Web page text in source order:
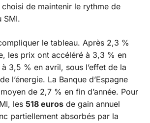
de maintenir le rythme de
SMI.
le tableau. Après 2,3 %
les prix ont accéléré à 3,3 % en
3,5 % en avril, sous l’effet de la
l’énergie. La Banque d’Espagne
de 2,7 % en fin d’année. Pour
les 518 euros de gain annuel
partiellement absorbés par la